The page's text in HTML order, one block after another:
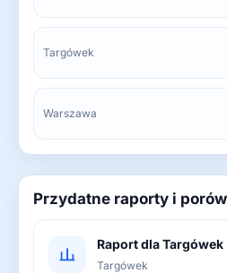
Targówek
Warszawa
Przydatne raporty i
Raport dla Targówek
Targówek